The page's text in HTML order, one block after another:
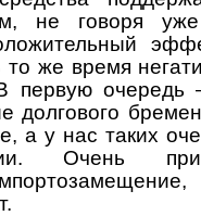
не говоря
же время
первую очередь
долгового
а у нас таких
Очень